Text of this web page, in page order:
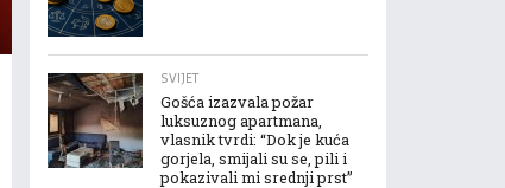
SVIJET
Gošća izazvala požar
luksuznog apartmana,
vlasnik tvrdi: “Dok je kuća
gorjela, smijali su se, pili i
pokazivali mi srednji prst”